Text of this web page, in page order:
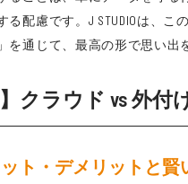
配慮です。J STUDIOは、
を通じて、最高の形で思い出
】クラウド vs 外
ト・デメリットと賢